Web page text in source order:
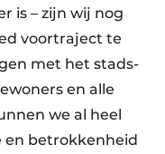
is – zijn wij nog
voortraject te
met het stads-
en alle
we al heel
en betrokkenheid